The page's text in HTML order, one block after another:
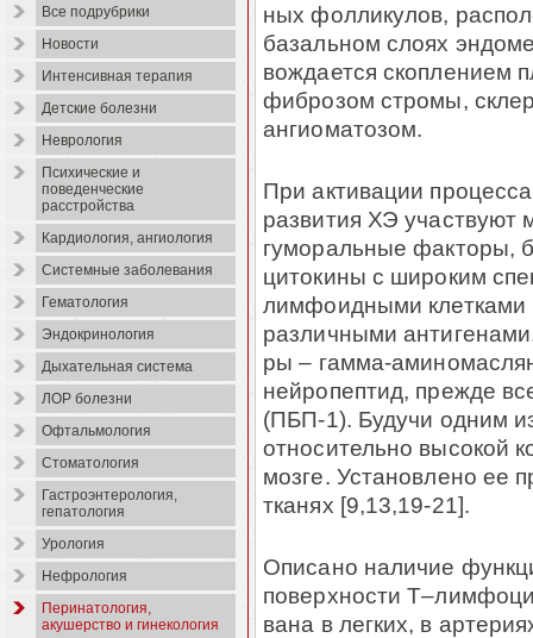
Все подрубрики
Новости
Интенсивная терапия
Детские болезни
Неврология
Психические и
поведенческие
расстройства
Кардиология, ангиология
Системные заболевания
Гематология
Эндокринология
Дыхательная система
ЛОР болезни
Офтальмология
Стоматология
Гастроэнтерология,
гепатология
Урология
Нефрология
Перинатология,
акушерство и гинекология
ных фолликулов,
базальном слоях
вож­дается скоплением
фиброзом стромы,
ангиоматозом.
При активации
развития ХЭ участвуют
гуморальные фак­торы,
цитокины с широким
лимфоидными клетками
различными
ры – гамма-
нейропептид, прежде
(ПБП-1). Будучи одним
относительно высокой
мозге. Установлено ее
тканях [9,13,19-21].
Описано наличие
поверхности
вана в легких, в